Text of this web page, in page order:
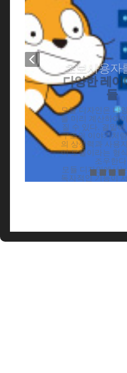
초보사용자
다양한 레이
듈
모듈 디자인은 다
을 미리 계산하여
질 수 있다. 결말이
구조의 이야기처
의 상상력과 사용
이 모듈이라는 형
조우한
모듈 디자인에서
독자적인 기능이
러지도록 디자인
모듈은 규격화되며
모듈로 디자인하